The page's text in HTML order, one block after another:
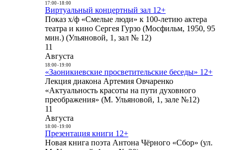
17:00- 18:00
Виртуальный концертный зал 12+
Показ х/ф «Смелые люди» к 100-летию актера
театра и кино Сергея Гурзо (Мосфильм, 1950, 95
мин.) (Ульяновой, 1, зал № 12)
11
Августа
18:00- 19:00
«Заоникиевские просветительские беседы» 12+
Лекция диакона Артемия Овчаренко
«Актуальность красоты на пути духовного
преображения» (М. Ульяновой, 1, зале №12)
11
Августа
18:00- 19:00
Презентация книги 12+
Новая книга поэта Антона Чёрного «Сбор» (ул.